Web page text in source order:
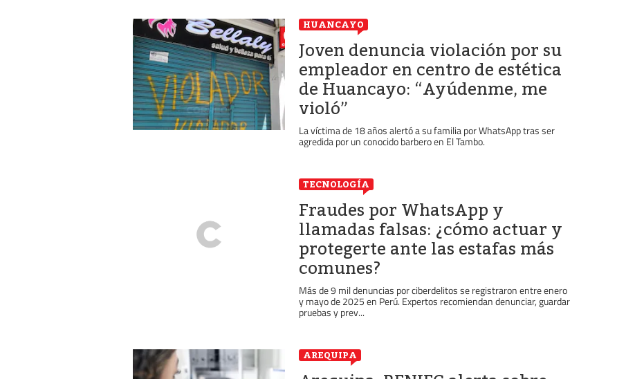
HUANCAYO
Joven denuncia violación por su
empleador en centro de estética
de Huancayo: “Ayúdenme, me
violó”
La víctima de 18 años alertó a su familia por WhatsApp tras ser
agredida por un conocido barbero en El Tambo.
TECNOLOGÍA
Fraudes por WhatsApp y
llamadas falsas: ¿cómo actuar y
protegerte ante las estafas más
comunes?
Más de 9 mil denuncias por ciberdelitos se registraron entre enero
y mayo de 2025 en Perú. Expertos recomiendan denunciar, guardar
pruebas y prev...
AREQUIPA